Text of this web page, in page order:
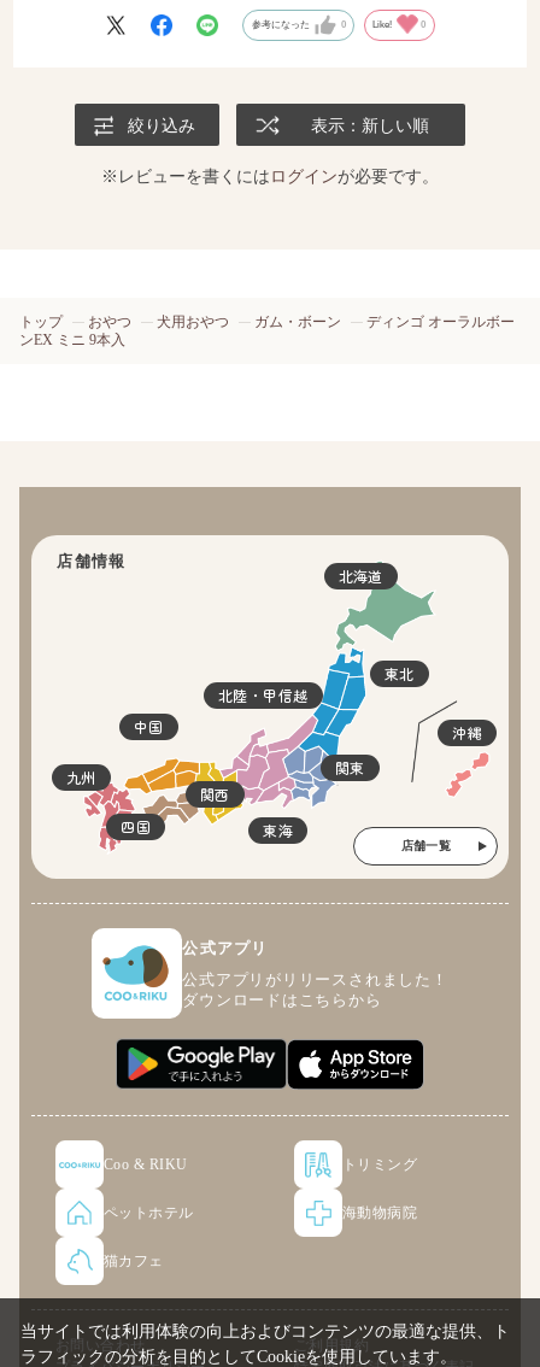
参考になった 0 Like! 0
絞り込み 表示：新しい順
※レビューを書くにはログインが必要です。
トップ おやつ 犬用おやつ ガム・ボーン
ディンゴ オーラルボー
ンEX ミニ 9本入
店舗情報
北海道
東北
関東
北陸・甲信越
東海
関西
四国
中国
九州
沖縄
店舗一覧
公式アプリ
公式アプリがリリースされました！
ダウンロードはこちらから
Coo & RIKU トリミング
ペットホテル 海動物病院
猫カフェ
お問い合わせ
ご利用規約
当サイトでは利用体験の向上およびコンテンツの最適な提供、ト
ラフィックの分析を目的としてCookieを使用しています。